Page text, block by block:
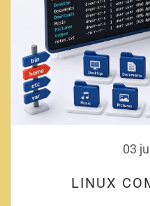
03
LINUX